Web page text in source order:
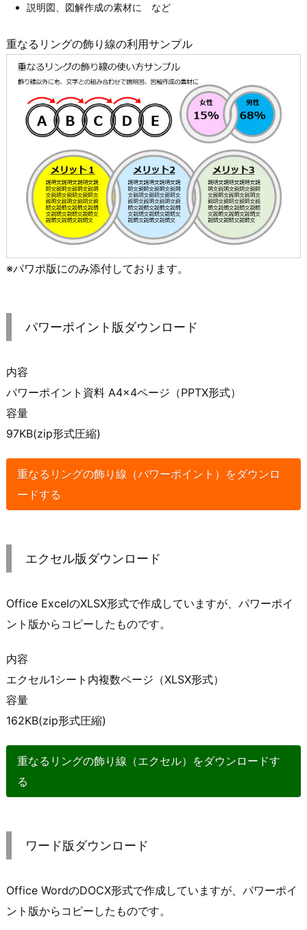
説明図、図解作成の素材に など
重なるリングの飾り線の利用サンプル
※パワポ版にのみ添付しております。
パワーポイント版ダウンロード
内容
パワーポイント資料 A4×4ページ（PPTX形式）
容量
97KB(zip形式圧縮)
重なるリングの飾り線（パワーポイント）をダウンロ
ードする
エクセル版ダウンロード
Office ExcelのXLSX形式で作成していますが、パワーポイ
ント版からコピーしたものです。
内容
エクセル1シート内複数ページ（XLSX形式）
容量
162KB(zip形式圧縮)
重なるリングの飾り線（エクセル）をダウンロードす
る
ワード版ダウンロード
Office WordのDOCX形式で作成していますが、パワーポイ
ント版からコピーしたものです。